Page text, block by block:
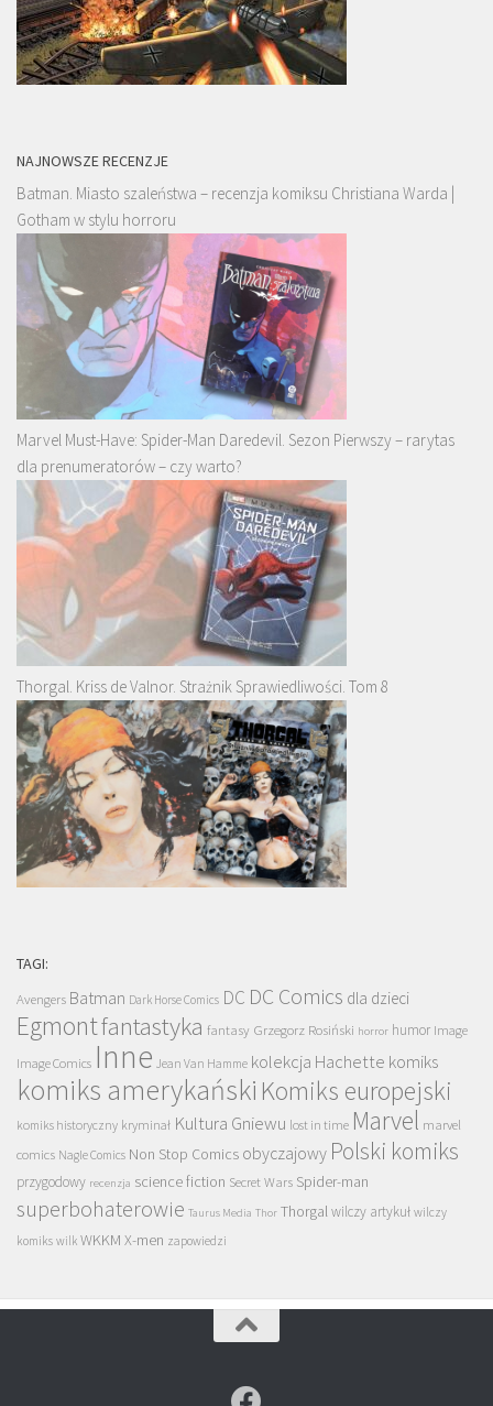
NAJNOWSZE RECENZJE
Batman. Miasto szaleństwa – recenzja komiksu Christiana Warda |
Gotham w stylu horroru
Marvel Must-Have: Spider-Man Daredevil. Sezon Pierwszy – rarytas
dla prenumeratorów – czy warto?
Thorgal. Kriss de Valnor. Strażnik Sprawiedliwości. Tom 8
TAGI:
Avengers Batman Dark Horse Comics DC DC Comics dla dzieci
Egmontfantastyka fantasy Grzegorz Rosiński horror humor Image
Image Comics Inne Jean Van Hamme kolekcja Hachette komiks
komiks amerykański Komiks europejski
komiks historyczny kryminał Kultura Gniewu lost in time Marvel marvel
comics Nagle Comics Non Stop Comics obyczajowy Polski komiks
przygodowy recenzja science fiction Secret Wars Spider-man
superbohaterowie Taurus Media Thor Thorgalwilczy artykuł wilczy
komiks wilk WKKM X-men zapowiedzi